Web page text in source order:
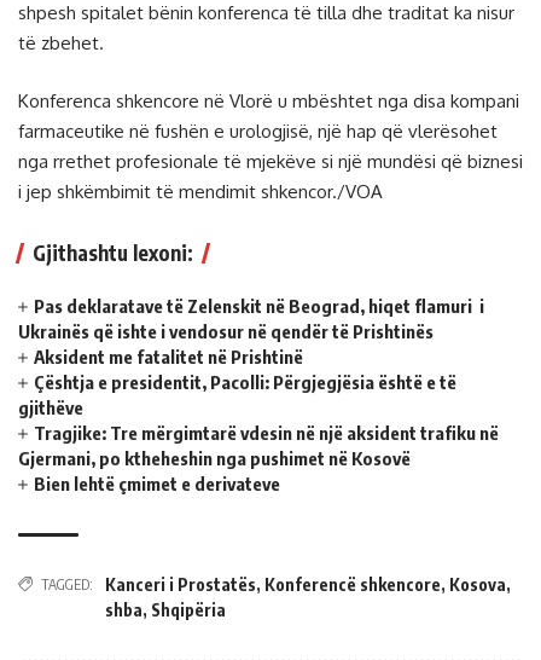
shpesh spitalet bënin konferenca të tilla dhe traditat ka nisur
të zbehet.
Konferenca shkencore në Vlorë u mbështet nga disa kompani
farmaceutike në fushën e urologjisë, një hap që vlerësohet
nga rrethet profesionale të mjekëve si një mundësi që biznesi
i jep shkëmbimit të mendimit shkencor./VOA
Gjithashtu lexoni:
Pas deklaratave të Zelenskit në Beograd, hiqet flamuri i
Ukrainës që ishte i vendosur në qendër të Prishtinës
Aksident me fatalitet në Prishtinë
Çështja e presidentit, Pacolli: Përgjegjësia është e të
gjithëve
Tragjike: Tre mërgimtarë vdesin në një aksident trafiku në
Gjermani, po ktheheshin nga pushimet në Kosovë
Bien lehtë çmimet e derivateve
TAGGED: Kanceri i Prostatës, Konferencë shkencore, Kosova,
shba, Shqipëria